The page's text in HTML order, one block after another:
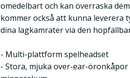
omedelbart och kan överraska
kommer också att kunna leverera
dina lagkamrater via den
- Multi-plattform spelheadset
- Stora, mjuka over-ear-öronkåpor